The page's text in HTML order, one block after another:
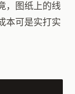
，图纸上的线
本可是实打实